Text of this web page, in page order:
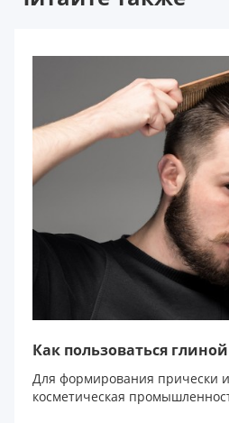
Как пользоваться
Для формирования прически
косметическая